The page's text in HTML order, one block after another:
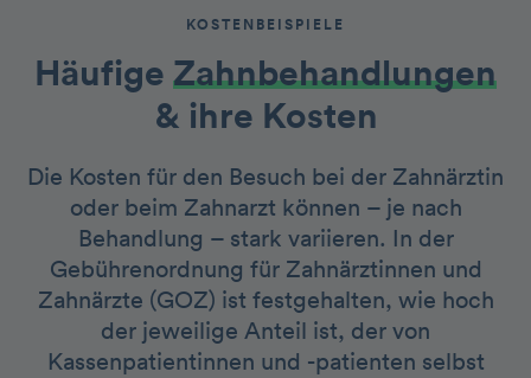
KOSTENBEISPIELE
Häufige Zahnbehandlungen
& ihre Kosten
Die Kosten für den Besuch bei der Zahnärztin
oder beim Zahnarzt können – je nach
Behandlung – stark variieren. In der
Gebührenordnung für Zahnärztinnen und
Zahnärzte (GOZ) ist festgehalten, wie hoch
der jeweilige Anteil ist, der von
Kassenpatientinnen und -patienten selbst